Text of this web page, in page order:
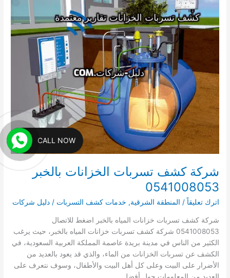
الخبراء
0541008053
شركة كشف تسربات الخزانات بالخبر
0541008053
اترك تعليقاً / المنطقة الشرقية, خدمات كشف التسربات /دليل شركات
شركة كشف تسربات خزانات المياه بالخبر اضغط للاتصال
0541008053 شركة كشف تسربات خزانات المياه بالخبر، حيث يرغب
الكثير من الناس في مدينة بريدة عاصمة المملكة العربية السعودية، في
الكشف عن تسربات الخزانات من الماء، والذي قد يعود بالعديد من
الأضرار على البيت وعلى كل أهل البيت والأطفال، وسوف نتعرف على
العديد من المعلومات حول أفضل
CALL NOW